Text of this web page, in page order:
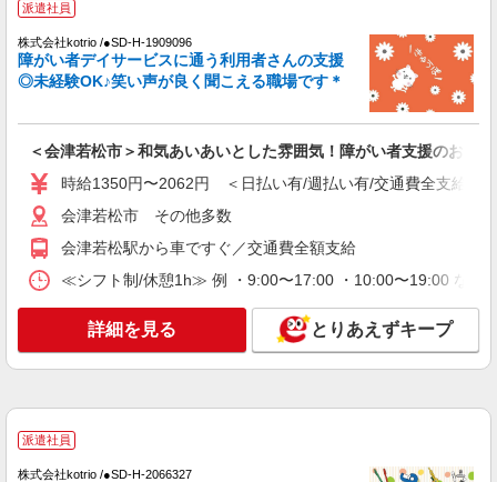
派遣社員
株式会社kotrio /●SD-H-1909096
障がい者デイサービスに通う利用者さんの支援
◎未経験OK♪笑い声が良く聞こえる職場です＊
＜会津若松市＞和気あいあいとした雰囲気！障がい者支援のお仕事
時給1350円〜2062円 ＜日払い有/週払い有/交通費全支給(ガ
会津若松市 その他多数
会津若松駅から車ですぐ／交通費全額支給
≪シフト制/休憩1h≫ 例 ・9:00〜17:00 ・10:00〜19:00 など
詳細を見る とりあえずキープ
派遣社員
株式会社kotrio /●SD-H-2066327